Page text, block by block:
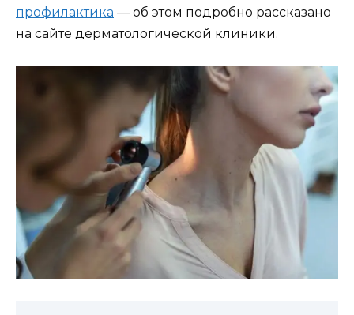
профилактика — об этом подробно рассказано
на сайте дерматологической клиники.